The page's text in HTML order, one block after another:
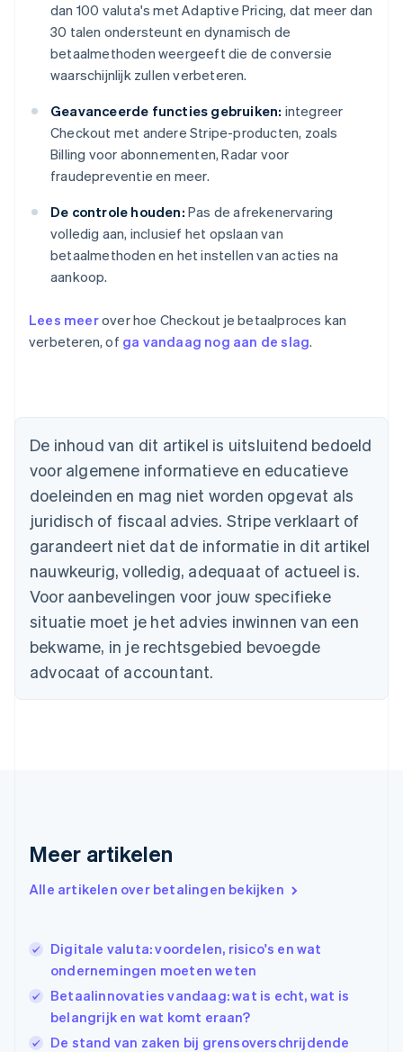
dan 100 valuta's met Adaptive Pricing, dat meer dan
30 talen ondersteunt en dynamisch de
betaalmethoden weergeeft die de conversie
waarschijnlijk zullen verbeteren.
Geavanceerde functies gebruiken: integreer
Checkout met andere Stripe-producten, zoals
Billing voor abonnementen, Radar voor
fraudepreventie en meer.
De controle houden: Pas de afrekenervaring
volledig aan, inclusief het opslaan van
betaalmethoden en het instellen van acties na
aankoop.
Lees meerover hoe Checkout je betaalproces kan
verbeteren, of ga vandaag nog aan de slag.
De inhoud van dit artikel is uitsluitend bedoeld
voor algemene informatieve en educatieve
doeleinden en mag niet worden opgevat als
juridisch of fiscaal advies. Stripe verklaart of
garandeert niet dat de informatie in dit artikel
nauwkeurig, volledig, adequaat of actueel is.
Voor aanbevelingen voor jouw specifieke
situatie moet je het advies inwinnen van een
bekwame, in je rechtsgebied bevoegde
advocaat of accountant.
Meer artikelen
Alle artikelen over betalingen bekijken
Digitale valuta: voordelen, risico's en wat
ondernemingen moeten weten
Betaalinnovaties vandaag: wat is echt, wat is
belangrijk en wat komt eraan?
De stand van zaken bij grensoverschrijdende
Australië
English
België
NederlandsFrançaisDeutschEnglish
Brazilië
Bulgarije
English
Canada
EnglishFrançais
Cyprus
English
English
Duitsland
Griekenland
Hongarije
English 简体中文
Ierland
India
English
Italië